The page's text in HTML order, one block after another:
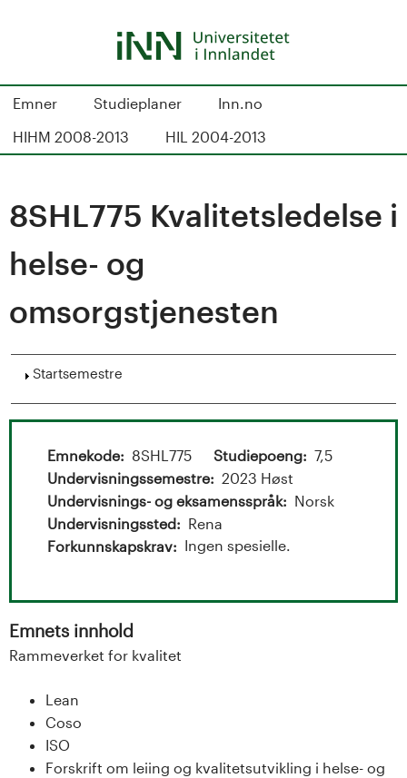
S
d
k
t
U
n
Emner Studieplaner
Inn.no
HIHM 2008-2013
HIL 2004-2013
8SHL775 Kvalitetsledelse i
helse- og
omsorgstjenesten
Vis
Startsemestre
Emnekode 8SHL775 Studiepoeng
7,5
Undervisningssemestre
2023 Høst
Undervisnings- og eksamensspråk
Norsk
Undervisningssted
Rena
Forkunnskapskrav
Ingen spesielle.
Emnets innhold
Rammeverket for kvalitet
Lean
Coso
ISO
Forskrift om leiing og kvalitetsutvikling i helse- og